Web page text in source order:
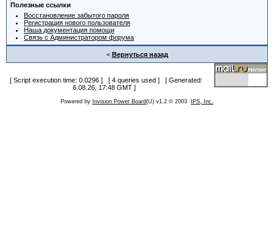
Полезные ссылки
Восстановление забытого пароля
Регистрация нового пользователя
Наша документация помощи
Связь с Администратором форума
< Вернуться назад
[ Script execution time: 0.0296 ] [ 4 queries used ] [ Generated:
6.08.26, 17:48 GMT ]
Powered by Invision Power Board(U) v1.2 © 2003 IPS, Inc.